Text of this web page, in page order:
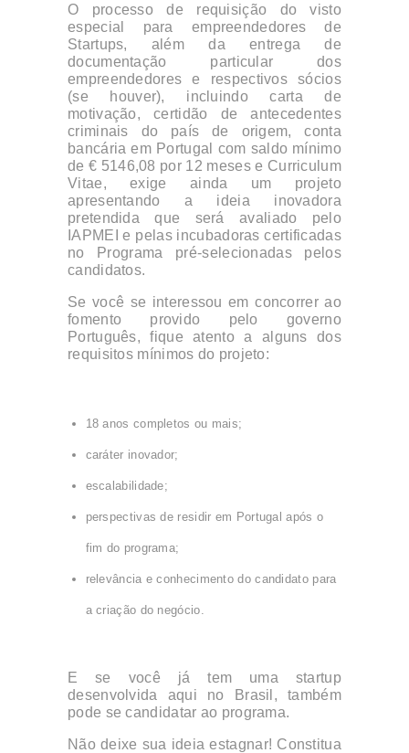
O processo de requisição do visto
especial para empreendedores de
Startups, além da entrega de
documentação particular dos
empreendedores e respectivos sócios
(se houver), incluindo carta de
motivação, certidão de antecedentes
criminais do país de origem, conta
bancária em Portugal com saldo mínimo
de € 5146,08 por 12 meses e Curriculum
Vitae, exige ainda um projeto
apresentando a ideia inovadora
pretendida que será avaliado pelo
IAPMEI e pelas incubadoras certificadas
no Programa pré-selecionadas pelos
candidatos.
Se você se interessou em concorrer ao
fomento provido pelo governo
Português, fique atento a alguns dos
requisitos mínimos do projeto:
18 anos completos ou mais;
caráter inovador;
escalabilidade;
perspectivas de residir em Portugal após o
fim do programa;
relevância e conhecimento do candidato para
a criação do negócio.
E se você já tem uma startup
desenvolvida aqui no Brasil, também
pode se candidatar ao programa.
Não deixe sua ideia estagnar! Constitua